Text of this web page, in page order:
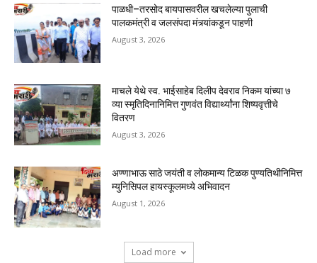
पाळधी–तरसोद बायपासवरील खचलेल्या पुलाची
पालकमंत्री व जलसंपदा मंत्र्यांकडून पाहणी
August 3, 2026
माचले येथे स्व. भाईसाहेब दिलीप देवराव निकम यांच्या ७
व्या स्मृतिदिनानिमित्त गुणवंत विद्यार्थ्यांना शिष्यवृत्तीचे
वितरण
August 3, 2026
अण्णाभाऊ साठे जयंती व लोकमान्य टिळक पुण्यतिथीनिमित्त
म्युनिसिपल हायस्कूलमध्ये अभिवादन
August 1, 2026
Load more